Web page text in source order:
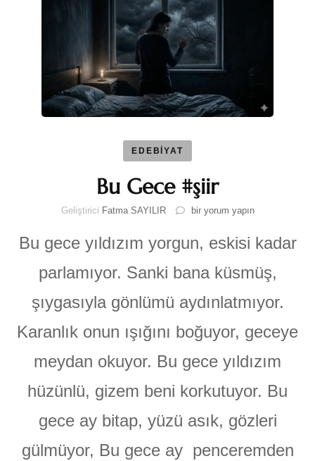
EDEBİYAT
Bu Gece #şiir
Geliştirici Fatma SAYILIR
Bu
#şiir
için
bir yorum yapın
Bu gece yıldızım yorgun, eskisi kadar
parlamıyor. Sanki bana küsmüş,
şıygasıyla gönlümü aydınlatmıyor.
Karanlık onun ışığını boğuyor, geceye
meydan okuyor. Bu gece yıldızım
hüzünlü, gizem beni korkutuyor. Bu
gece ay bitap, yüzü asık, gözleri
gülmüyor, Bu gece ay penceremden